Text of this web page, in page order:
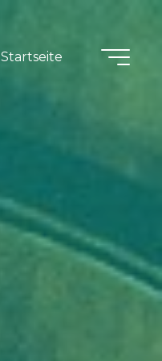
Startseite